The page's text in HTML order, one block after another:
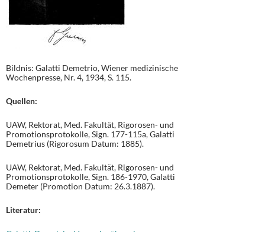
Bildnis: Galatti Demetrio, Wiener medizinische
Wochenpresse, Nr. 4, 1934, S. 115.
Quellen:
UAW, Rektorat, Med. Fakultät, Rigorosen- und
Promotionsprotokolle, Sign. 177-115a, Galatti
Demetrius (Rigorosum Datum: 1885).
UAW, Rektorat, Med. Fakultät, Rigorosen- und
Promotionsprotokolle, Sign. 186-1970, Galatti
Demeter (Promotion Datum: 26.3.1887).
Literatur: